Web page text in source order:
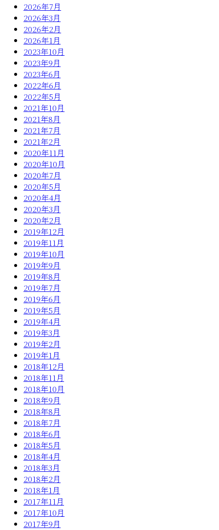
2026年7月
2026年3月
2026年2月
2026年1月
2023年10月
2023年9月
2023年6月
2022年6月
2022年5月
2021年10月
2021年8月
2021年7月
2021年2月
2020年11月
2020年10月
2020年7月
2020年5月
2020年4月
2020年3月
2020年2月
2019年12月
2019年11月
2019年10月
2019年9月
2019年8月
2019年7月
2019年6月
2019年5月
2019年4月
2019年3月
2019年2月
2019年1月
2018年12月
2018年11月
2018年10月
2018年9月
2018年8月
2018年7月
2018年6月
2018年5月
2018年4月
2018年3月
2018年2月
2018年1月
2017年11月
2017年10月
2017年9月